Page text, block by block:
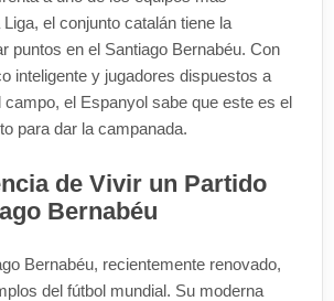
el conjunto catalán tiene la
puntos en el Santiago Bernabéu. Con
inteligente y jugadores dispuestos a
campo, el Espanyol sabe que este es el
para dar la campanada.
de Vivir un Partido
Bernabéu
Bernabéu, recientemente renovado,
del fútbol mundial. Su moderna